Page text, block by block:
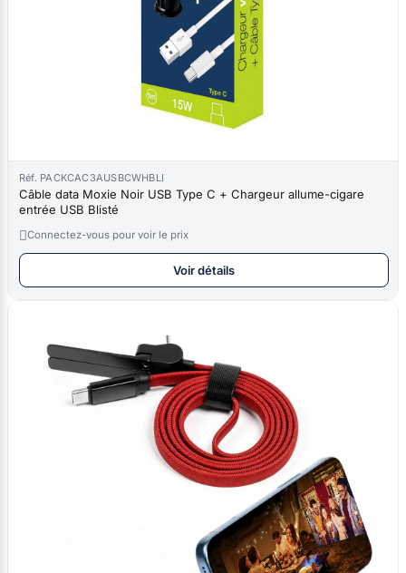
Réf. PACKCAC3AUSBCWHBLI
Câble data Moxie Noir USB Type C + Chargeur allume-cigare
entrée USB Blisté
Connectez-vous pour voir le prix
Voir détails